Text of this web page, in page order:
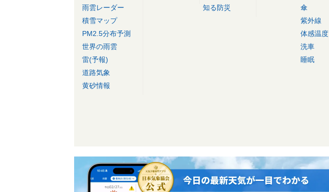
雨雲レーダー
積雪マップ
PM2.5分布予測
世界の雨雲
雷(予報)
道路気象
黄砂情報
知る防災
傘
紫外線
体感温度
洗車
睡眠